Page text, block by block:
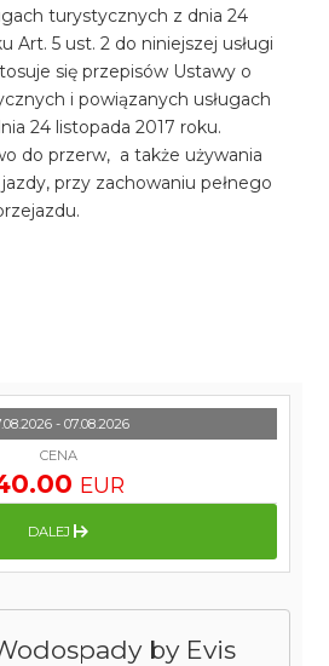
turystycznych z dnia 24
Art. 5 ust. 2 do niniejszej usługi
się przepisów Ustawy o
i powiązanych usługach
24 listopada 2017 roku.
do przerw, a także używania
przy zachowaniu pełnego
by Evis
- 07.08.2026
CENA
EUR
DALEJ